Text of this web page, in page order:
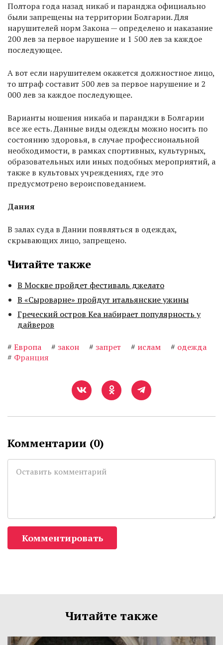
Полтора года назад никаб и паранджа официально
были запрещены на территории Болгарии. Для
нарушителей норм Закона — определено и наказание
200 лев за первое нарушение и 1 500 лев за каждое
последующее.
А вот если нарушителем окажется должностное лицо,
то штраф составит 500 лев за первое нарушение и 2
000 лев за каждое последующее.
Варианты ношения никаба и паранджи в Болгарии
все же есть. Данные виды одежды можно носить по
состоянию здоровья, в случае профессиональной
необходимости, в рамках спортивных, культурных,
образовательных или иных подобных мероприятий, а
также в культовых учреждениях, где это
предусмотрено вероисповеданием.
Дания
В залах суда в Дании появляться в одеждах,
скрывающих лицо, запрещено.
Читайте также
В Москве пройдет фестиваль джелато
В «Сыроварне» пройдут итальянские ужины
Греческий остров Кеа набирает популярность у
дайверов
# Европа # закон # запрет # ислам # одежда
# Франция
Комментарии (0)
Комментировать
Читайте также